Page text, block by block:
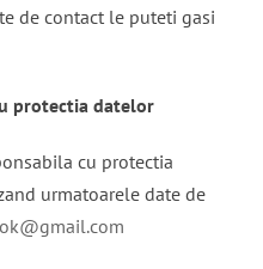
de contact le puteti gasi
protectia datelor
cu protectia
urmatoarele date de